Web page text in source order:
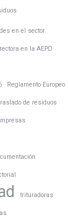
en el sector
en la AEPD
Reglamento Europeo
de residuos
trituradoras